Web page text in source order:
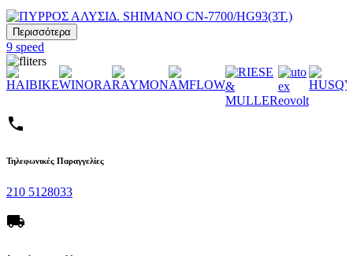
Περισσότερα
9 speed
phone
Τηλεφωνικές Παραγγελίες
210 5128033
local_shipping